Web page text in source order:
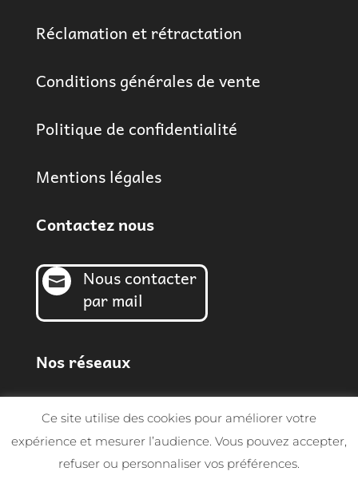
Réclamation et rétractation
Conditions générales de vente
Politique de confidentialité
Mentions légales
Contactez nous

Nous contacter
par mail
Nos réseaux
Ce site utilise des cookies pour améliorer votre
expérience et mesurer l’audience. Vous pouvez accepter,
refuser ou personnaliser vos préférences.